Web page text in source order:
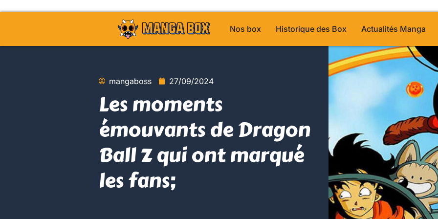
Nos box Historique des Box Actualités Manga
mangaboss 27/09/2024
Les moments
émouvants de Dragon
Ball Z qui ont marqué
les fans;